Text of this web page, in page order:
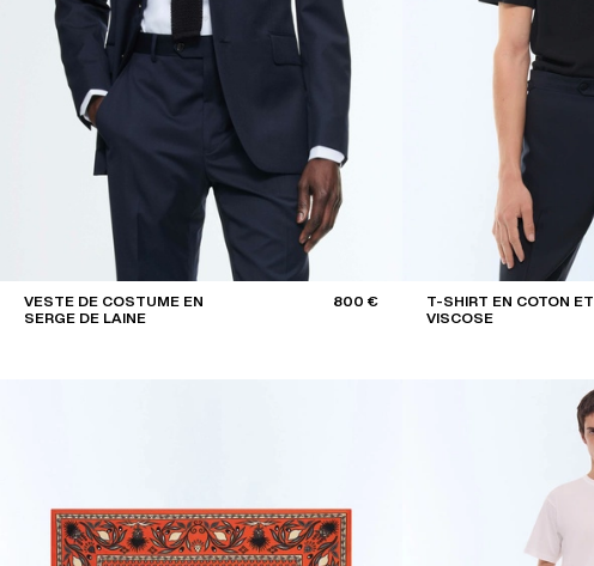
VESTE DE COSTUME EN
SERGE DE LAINE
800 €
T-SHIRT EN COTON ET
VISCOSE